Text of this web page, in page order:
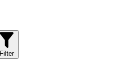
Filter